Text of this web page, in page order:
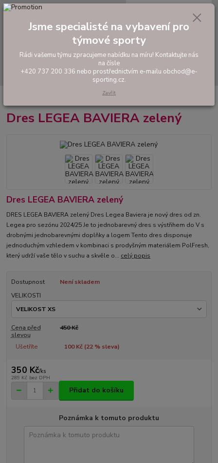
Hledat
tel: +420 737 200 336
0,00 Kč
Dres LEGEA BAVIERA zelený
Dres LEGEA BAVIERA zelený
Dres LEGEA BAVIERA zelený
DRES LEGEA BAVIERA zelený Dres Legea Baviera je nový dres od zn.
Legea pro sezónu 2024/25 Je to jednobarevný dres s výstřihem do V s
drobnými jednobarevnými doplňky a logem Tento dres disponuje
jednoduchým vzhledem v kombinaci s prodyšným materiálem PolFresh,
který udrží vaše tělo v suchu a skvěle o... celý popis
Dostupnost
Není skladem
VELIKOSTI
Cena před
slevou
450 Kč
Ušetříte 100 Kč (22% sleva)
350 Kč/ks
289 Kč bez DPH
Přidat do košíku
Poznámka k tomuto produktu
Jsme specialisté na vybavení pro
týmové sporty
Rádi vašemu týmu zpracujeme nabídku na míru! Kontaktujte nás
na čísle
+420 737 200 336 nebo prostřednictvím e-mailu obchod@e-
sporting.cz.
Zavřít